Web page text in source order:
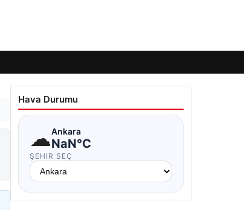
Hava Durumu
☁Ankara
NaN°C
ŞEHIR SEÇ